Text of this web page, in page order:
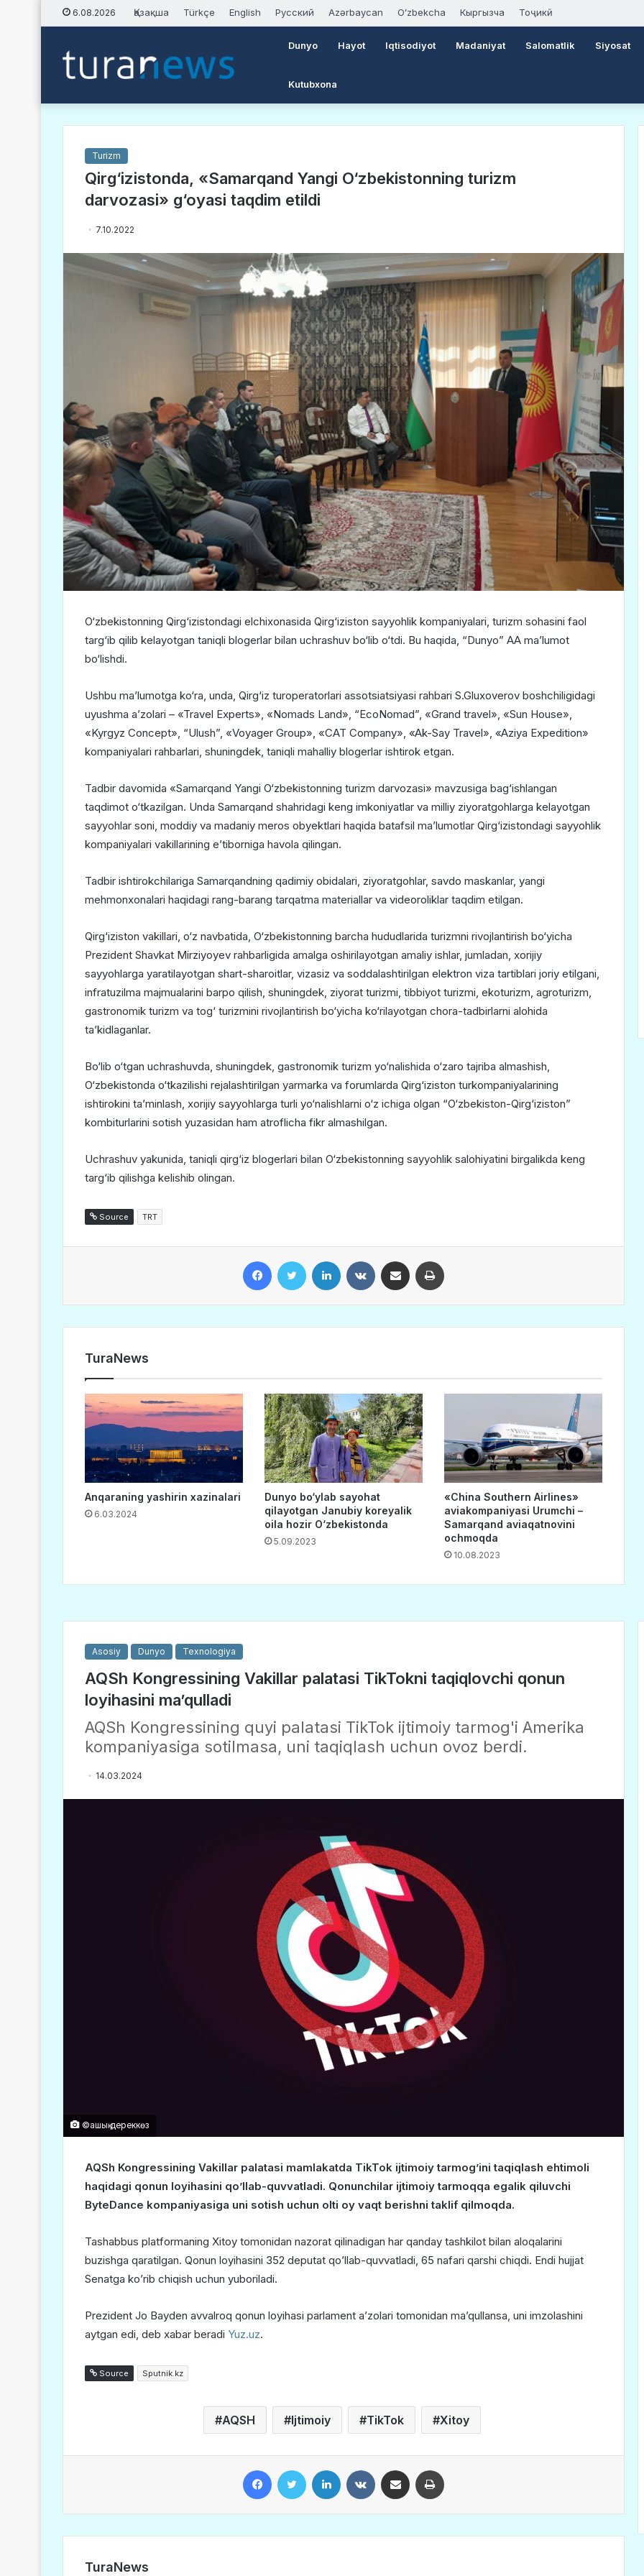
6.08.2026 Қазақша Türkçe English Русский Azərbaycan Oʻzbekcha Кыргызча Тоҷикӣ
Dunyo Hayot Iqtisodiyot Madaniyat Salomatlik Siyosat
Kutubxona
Turizm
Qirg‘izistonda, «Samarqand Yangi O‘zbekistonning turizm
darvozasi» g‘oyasi taqdim etildi
7.10.2022
O‘zbekistonning Qirg‘izistondagi elchixonasida Qirg‘iziston sayyohlik kompaniyalari, turizm sohasini faol
targ‘ib qilib kelayotgan taniqli blogerlar bilan uchrashuv bo‘lib o‘tdi. Bu haqida, “Dunyo” AA ma’lumot
bo‘lishdi.
Ushbu ma’lumotga ko‘ra, unda, Qirg‘iz turoperatorlari assotsiatsiyasi rahbari S.Gluxoverov boshchiligidagi
uyushma aʼzolari – «Travel Experts», «Nomads Land», “EcoNomad”, «Grand travel», «Sun House»,
«Kyrgyz Concept», “Ulush”, «Voyager Group», «CAT Company», «Ak-Say Travel», «Aziya Expedition»
kompaniyalari rahbarlari, shuningdek, taniqli mahalliy blogerlar ishtirok etgan.
Tadbir davomida «Samarqand Yangi O‘zbekistonning turizm darvozasi» mavzusiga bag‘ishlangan
taqdimot o‘tkazilgan. Unda Samarqand shahridagi keng imkoniyatlar va milliy ziyoratgohlarga kelayotgan
sayyohlar soni, moddiy va madaniy meros obyektlari haqida batafsil maʼlumotlar Qirg‘izistondagi sayyohlik
kompaniyalari vakillarining eʼtiborniga havola qilingan.
Tadbir ishtirokchilariga Samarqandning qadimiy obidalari, ziyoratgohlar, savdo maskanlar, yangi
mehmonxonalari haqidagi rang-barang tarqatma materiallar va videoroliklar taqdim etilgan.
Qirg‘iziston vakillari, o‘z navbatida, O‘zbekistonning barcha hududlarida turizmni rivojlantirish bo‘yicha
Prezident Shavkat Mirziyoyev rahbarligida amalga oshirilayotgan amaliy ishlar, jumladan, xorijiy
sayyohlarga yaratilayotgan shart-sharoitlar, vizasiz va soddalashtirilgan elektron viza tartiblari joriy etilgani,
infratuzilma majmualarini barpo qilish, shuningdek, ziyorat turizmi, tibbiyot turizmi, ekoturizm, agroturizm,
gastronomik turizm va tog‘ turizmini rivojlantirish bo‘yicha ko‘rilayotgan chora-tadbirlarni alohida
taʼkidlaganlar.
Bo‘lib o‘tgan uchrashuvda, shuningdek, gastronomik turizm yo‘nalishida o‘zaro tajriba almashish,
O‘zbekistonda o‘tkazilishi rejalashtirilgan yarmarka va forumlarda Qirg‘iziston turkompaniyalarining
ishtirokini taʼminlash, xorijiy sayyohlarga turli yo‘nalishlarni o‘z ichiga olgan “O‘zbekiston-Qirg‘iziston”
kombiturlarini sotish yuzasidan ham atroflicha fikr almashilgan.
Uchrashuv yakunida, taniqli qirg‘iz blogerlari bilan O‘zbekistonning sayyohlik salohiyatini birgalikda keng
targ‘ib qilishga kelishib olingan.
Source TRT
TuraNews
Anqaraning yashirin xazinalari
6.03.2024
Dunyo bo‘ylab sayohat
qilayotgan Janubiy koreyalik
oila hozir O‘zbekistonda
5.09.2023
«China Southern Airlines»
aviakompaniyasi Urumchi –
Samarqand aviaqatnovini
ochmoqda
10.08.2023